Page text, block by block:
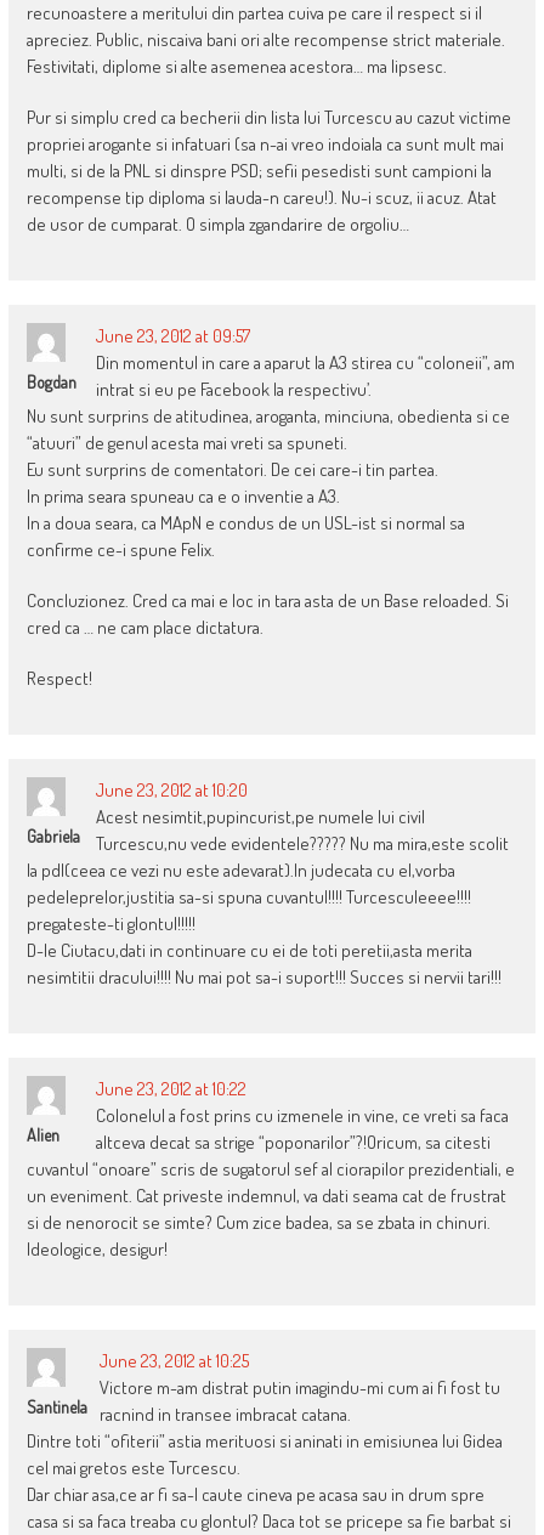
recunoastere a meritului din partea cuiva pe care il respect si il
apreciez. Public, niscaiva bani ori alte recompense strict materiale.
Festivitati, diplome si alte asemenea acestora… ma lipsesc.
Pur si simplu cred ca becherii din lista lui Turcescu au cazut victime
propriei arogante si infatuari (sa n-ai vreo indoiala ca sunt mult mai
multi, si de la PNL si dinspre PSD; sefii pesedisti sunt campioni la
recompense tip diploma si lauda-n careu!). Nu-i scuz, ii acuz. Atat
de usor de cumparat. O simpla zgandarire de orgoliu…
Bogdan
June 23, 2012 at 09:57
Din momentul in care a aparut la A3 stirea cu “coloneii”, am
intrat si eu pe Facebook la respectivu’.
Nu sunt surprins de atitudinea, aroganta, minciuna, obedienta si ce
“atuuri” de genul acesta mai vreti sa spuneti.
Eu sunt surprins de comentatori. De cei care-i tin partea.
In prima seara spuneau ca e o inventie a A3.
In a doua seara, ca MApN e condus de un USL-ist si normal sa
confirme ce-i spune Felix.
Concluzionez. Cred ca mai e loc in tara asta de un Base reloaded. Si
cred ca … ne cam place dictatura.
Respect!
Gabriela
June 23, 2012 at 10:20
Acest nesimtit,pupincurist,pe numele lui civil
Turcescu,nu vede evidentele????? Nu ma mira,este scolit
la pdl(ceea ce vezi nu este adevarat).In judecata cu el,vorba
pedeleprelor,justitia sa-si spuna cuvantul!!!! Turcesculeeee!!!!
pregateste-ti glontul!!!!!
D-le Ciutacu,dati in continuare cu ei de toti peretii,asta merita
nesimtitii dracului!!!! Nu mai pot sa-i suport!!! Succes si nervii tari!!!
Alien
June 23, 2012 at 10:22
Colonelul a fost prins cu izmenele in vine, ce vreti sa faca
altceva decat sa strige “poponarilor”?!Oricum, sa citesti
cuvantul “onoare” scris de sugatorul sef al ciorapilor prezidentiali, e
un eveniment. Cat priveste indemnul, va dati seama cat de frustrat
si de nenorocit se simte? Cum zice badea, sa se zbata in chinuri.
Ideologice, desigur!
Santinela
June 23, 2012 at 10:25
Victore m-am distrat putin imagindu-mi cum ai fi fost tu
racnind in transee imbracat catana.
Dintre toti “ofiterii” astia merituosi si aninati in emisiunea lui Gidea
cel mai gretos este Turcescu.
Dar chiar asa,ce ar fi sa-l caute cineva pe acasa sau in drum spre
casa si sa faca treaba cu glontul? Daca tot se pricepe sa fie barbat si